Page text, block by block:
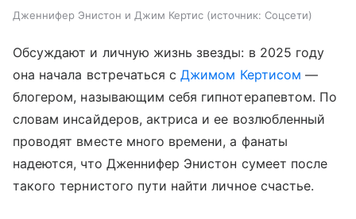
Дженнифер Энистон и Джим Кертис источник: Соцсети
Обсуждают и личную жизнь звезды: в 2025 году
она начала встречаться сДжимом Кертисом —
блогером, называющим себя гипнотерапевтом. По
словам инсайдеров, актриса и ее возлюбленный
проводят вместе много времени, а фанаты
надеются, что Дженнифер Энистон сумеет после
такого тернистого пути найти личное счастье.